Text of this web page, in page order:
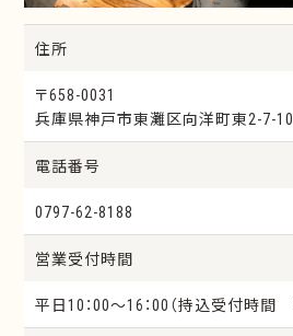
住所
〒658-0031
兵庫県神戸市東灘区向洋町東2-7-10
電話番号
0797-62-8188
営業受付時間
平日10：00～16：00（持込受付時間